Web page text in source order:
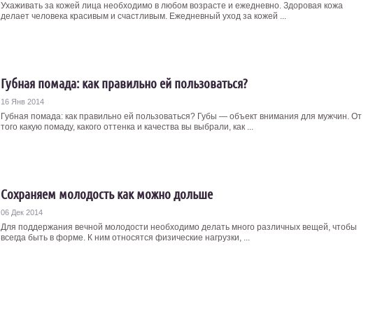
Ухаживать за кожей лица необходимо в любом возрасте и ежедневно. Здоровая кожа
делает человека красивым и счастливым. Ежедневный уход за кожей ...
Губная помада: как правильно ей пользоваться?
16 Янв 2014
Губная помада: как правильно ей пользоваться? Губы — объект внимания для мужчин. От
того какую помаду, какого оттенка и качества вы выбрали, как ...
Сохраняем молодость как можно дольше
06 Дек 2014
Для поддержания вечной молодости необходимо делать много различных вещей, чтобы
всегда быть в форме. К ним относятся физические нагрузки, ...